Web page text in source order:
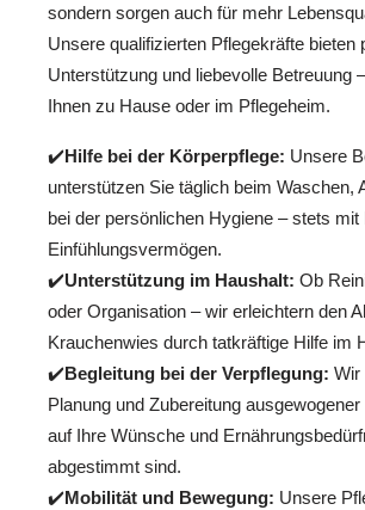
sondern sorgen auch für mehr
Unsere qualifizierten Pflegekräfte bieten
Unterstützung und liebevolle Betreuung
Ihnen zu Hause oder im Pflegeheim.
✔️Hilfe bei der Körperpflege: Unsere
unterstützen Sie täglich beim Waschen,
bei der persönlichen Hygiene – stets
Einfühlungsvermögen.
✔️Unterstützung im Haushalt: Ob
oder Organisation – wir erleichtern den
Krauchenwies durch tatkräftige Hilfe im
✔️Begleitung bei der Verpflegung: Wir
Planung und Zubereitung
auf Ihre Wünsche und
abgestimmt sind.
✔️Mobilität und Bewegung: Unsere